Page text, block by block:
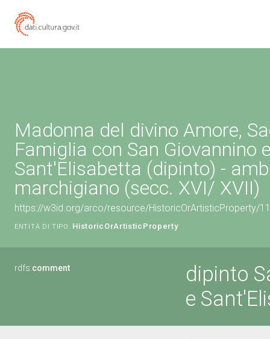
Madonna del divino Amore,
Famiglia con San Giovannino
Sant'Elisabetta (dipinto) -
marchigiano (secc. XVI/ XVII)
https://w3id.org/arco/resource/HistoricOrArtisticProperty/
ENTITÀ DI TIPO: HistoricOrArtisticProperty
rdfs:comment
dipinto
e